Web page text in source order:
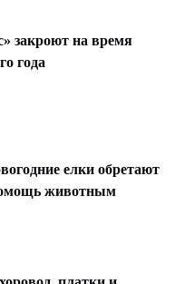
закроют на время
года
елки обретают
животным